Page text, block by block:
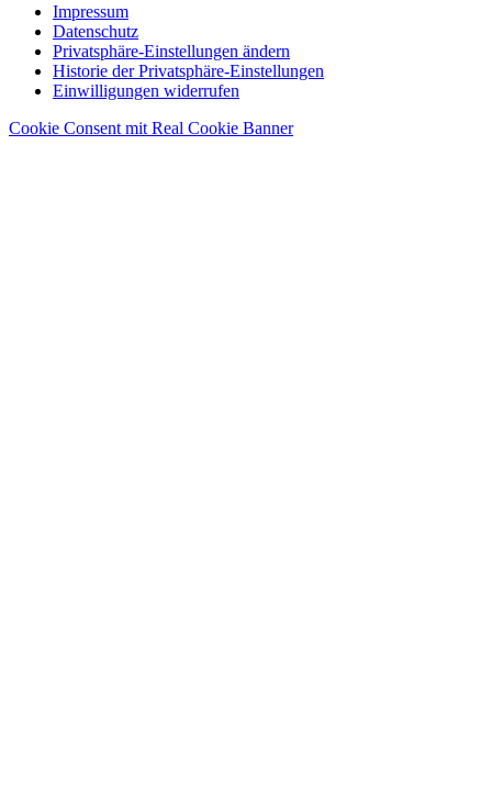
Impressum
Datenschutz
Privatsphäre-Einstellungen ändern
Historie der Privatsphäre-Einstellungen
Einwilligungen widerrufen
Cookie Consent mit Real Cookie Banner